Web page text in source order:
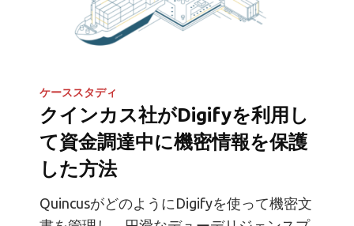
ケーススタディ
クインカス社がDigifyを利用し
て資金調達中に機密情報を保護
した方法
QuincusがどのようにDigifyを使って機密文